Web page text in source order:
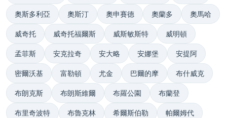
奧斯多利亞 奧斯汀 奧申賽德 奧蘭多 奧馬哈
威奇托 威奇托福爾斯 威斯敏斯特 威明頓
孟菲斯 安克拉奇 安大略 安娜堡 安提阿
密爾沃基 富勒頓 尤金 巴爾的摩 布什威克
布朗克斯 布朗斯維爾 布羅公園 布蘭登
布里奇波特 布魯克林 希爾斯伯勒 帕爾姆代